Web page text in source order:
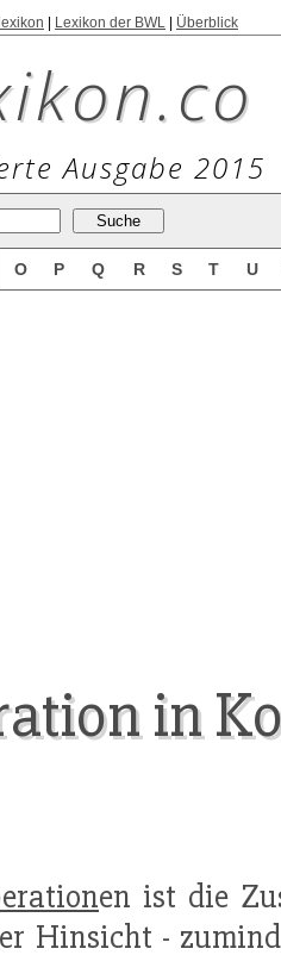
Lexikon der BWL Überblick
Ausgabe 2015
O P Q R S T U
in
en ist die
Hinsicht -